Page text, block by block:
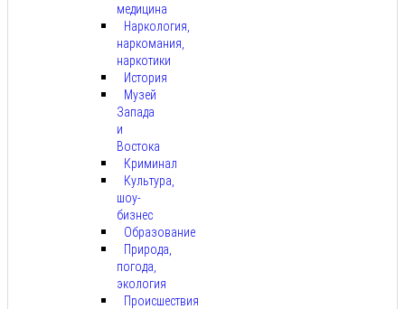
медицина
Наркология,
наркомания,
наркотики
История
Музей
Запада
и
Востока
Криминал
Культура,
шоу-
бизнес
Образование
Природа,
погода,
экология
Происшествия